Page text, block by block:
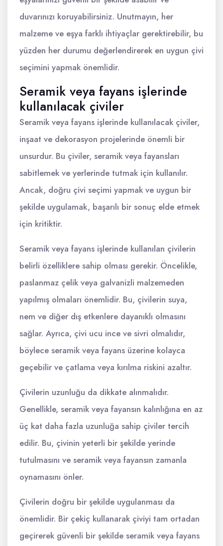
duvarınızı koruyabilirsiniz. Unutmayın, her
malzeme ve eşya farklı ihtiyaçlar gerektirebilir, bu
yüzden her durumu değerlendirerek en uygun çivi
seçimini yapmak önemlidir.
Seramik veya fayans işlerinde
kullanılacak çiviler
Seramik veya fayans işlerinde kullanılacak çiviler,
inşaat ve dekorasyon projelerinde önemli bir
unsurdur. Bu çiviler, seramik veya fayansları
sabitlemek ve yerlerinde tutmak için kullanılır.
Ancak, doğru çivi seçimi yapmak ve uygun bir
şekilde uygulamak, başarılı bir sonuç elde etmek
için kritiktir.
Seramik veya fayans işlerinde kullanılan çivilerin
belirli özelliklere sahip olması gerekir. Öncelikle,
paslanmaz çelik veya galvanizli malzemeden
yapılmış olmaları önemlidir. Bu, çivilerin suya,
nem ve diğer dış etkenlere dayanıklı olmasını
sağlar. Ayrıca, çivi ucu ince ve sivri olmalıdır,
böylece seramik veya fayans üzerine kolayca
geçebilir ve çatlama veya kırılma riskini azaltır.
Çivilerin uzunluğu da dikkate alınmalıdır.
Genellikle, seramik veya fayansın kalınlığına en az
üç kat daha fazla uzunluğa sahip çiviler tercih
edilir. Bu, çivinin yeterli bir şekilde yerinde
tutulmasını ve seramik veya fayansın zamanla
oynamasını önler.
Çivilerin doğru bir şekilde uygulanması da
önemlidir. Bir çekiç kullanarak çiviyi tam ortadan
geçirerek güvenli bir şekilde seramik veya fayans